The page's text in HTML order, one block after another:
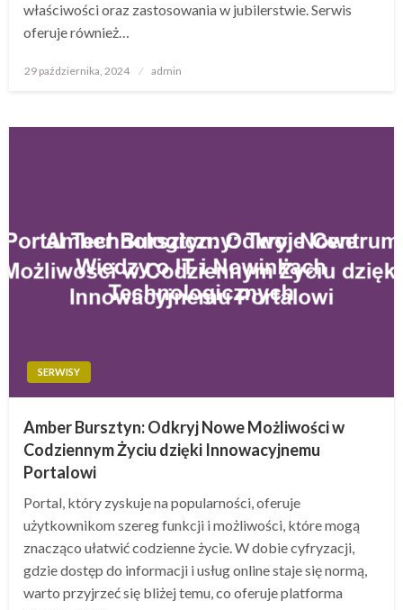
właściwości oraz zastosowania w jubilerstwie. Serwis
oferuje również…
Opublikowane
29 października, 2024 admin
SERWISY
Amber Bursztyn: Odkryj Nowe Możliwości w
Codziennym Życiu dzięki Innowacyjnemu
Portalowi
Portal, który zyskuje na popularności, oferuje
użytkownikom szereg funkcji i możliwości, które mogą
znacząco ułatwić codzienne życie. W dobie cyfryzacji,
gdzie dostęp do informacji i usług online staje się normą,
warto przyjrzeć się bliżej temu, co oferuje platforma